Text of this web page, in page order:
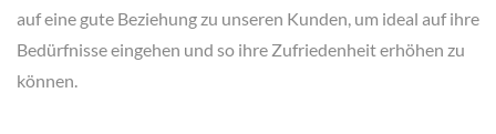
auf eine gute Beziehung zu unseren Kunden, um ideal auf ihre
Bedürfnisse eingehen und so ihre Zufriedenheit erhöhen zu
können.